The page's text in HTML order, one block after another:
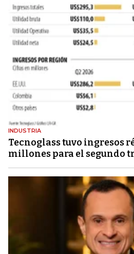
INDUSTRIA
Tecnoglass tuvo ingresos
millones para el segundo